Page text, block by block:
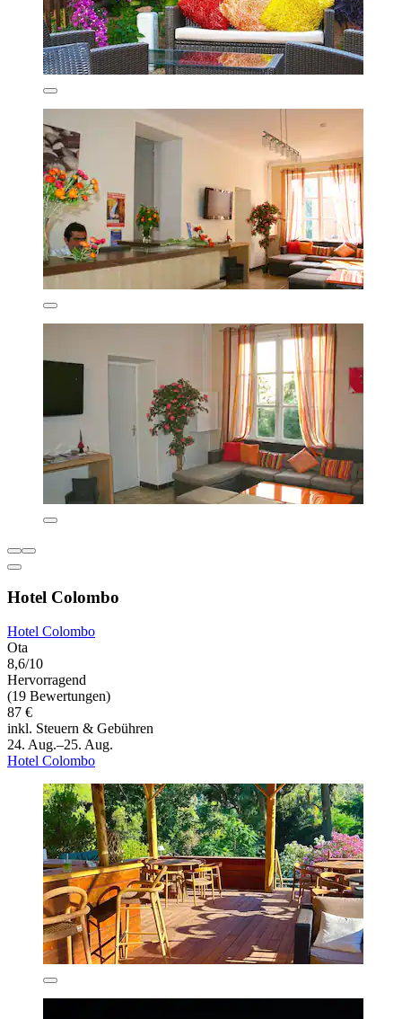
Hotel Colombo
Hotel Colombo
Ota
8,6/10
Hervorragend
(19 Bewertungen)
87 €
inkl. Steuern & Gebühren
24. Aug.–25. Aug.
Hotel Colombo